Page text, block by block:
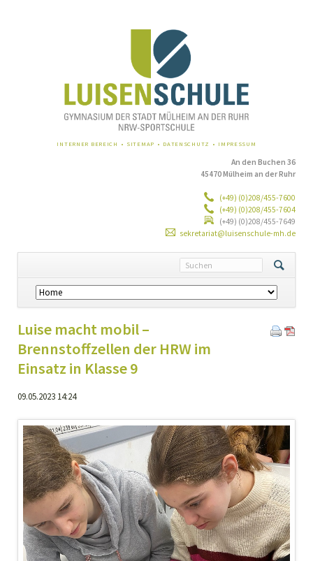
NAVIGATION
INTERNER BEREICH SITEMAP DATENSCHUTZ IMPRESSUM
An den Buchen 36
45470 Mülheim an der Ruhr
(+49) (0)208/455-7600
(+49) (0)208/455-7604
(+49) (0)208/455-7649
sekretariat@luisenschule-mh.de
Navigation
überspringen
Luise macht mobil –
Brennstoffzellen der HRW im
Einsatz in Klasse 9
09.05.2023 14:24